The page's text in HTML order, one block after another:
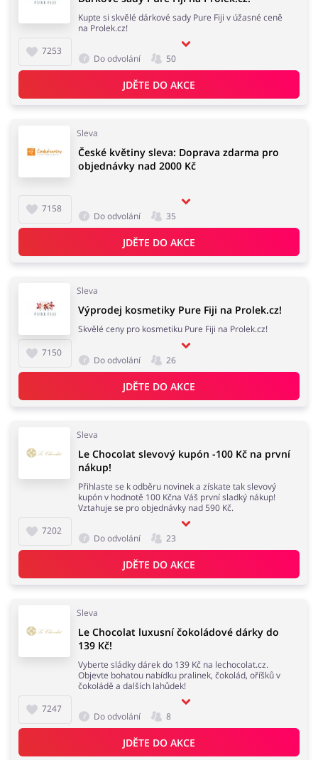
7253
Kupte si skvělé dárkové sady Pure Fiji v úžasné ceně
na Prolek.cz!
Do odvolání 50
JDĚTE DO AKCE
Sleva
7158
České květiny sleva: Doprava zdarma pro
objednávky nad 2000 Kč
Do odvolání 35
JDĚTE DO AKCE
Sleva
7150
Výprodej kosmetiky Pure Fiji na Prolek.cz!
Skvělé ceny pro kosmetiku Pure Fiji na Prolek.cz!
Do odvolání 26
JDĚTE DO AKCE
Sleva
7202
Le Chocolat slevový kupón -100 Kč na první
nákup!
Přihlaste se k odběru novinek a získate tak slevový
kupón v hodnotě 100 Kčna Váš první sladký nákup!
Vztahuje se pro objednávky nad 590 Kč.
Do odvolání 23
JDĚTE DO AKCE
Sleva
7247
Le Chocolat luxusní čokoládové dárky do
139 Kč!
Vyberte sládky dárek do 139 Kč na lechocolat.cz.
Objevte bohatou nabídku pralinek, čokolád, oříšků v
čokoládě a dalších lahůdek!
Do odvolání 8
JDĚTE DO AKCE